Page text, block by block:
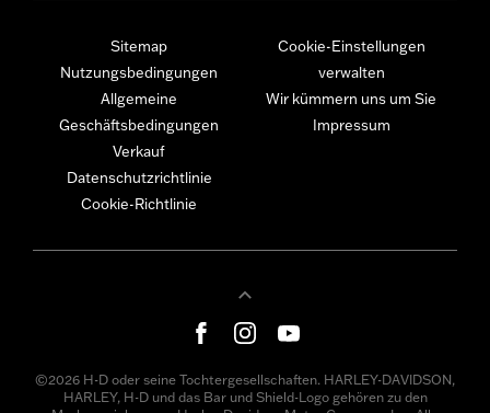
Sitemap
Nutzungsbedingungen
Allgemeine
Geschäftsbedingungen
Verkauf
Datenschutzrichtlinie
Cookie-Richtlinie
Cookie-Einstellungen
verwalten
Wir kümmern uns um Sie
Impressum
©2026 H-D oder seine Tochtergesellschaften. HARLEY-DAVIDSON,
HARLEY, H-D und das Bar und Shield-Logo gehören zu den